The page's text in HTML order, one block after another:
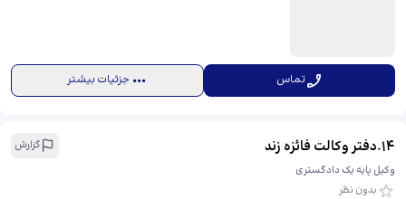
تماس جزئیات بیشتر
14
.دفتر وکالت فائزه زند
گزارش
وکیل پایه یک دادگستری
بدون نظر